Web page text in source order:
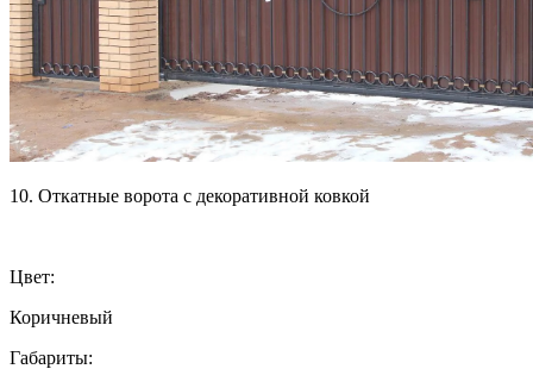
10. Откатные ворота с декоративной ковкой
Цвет:
Коричневый
Габариты: